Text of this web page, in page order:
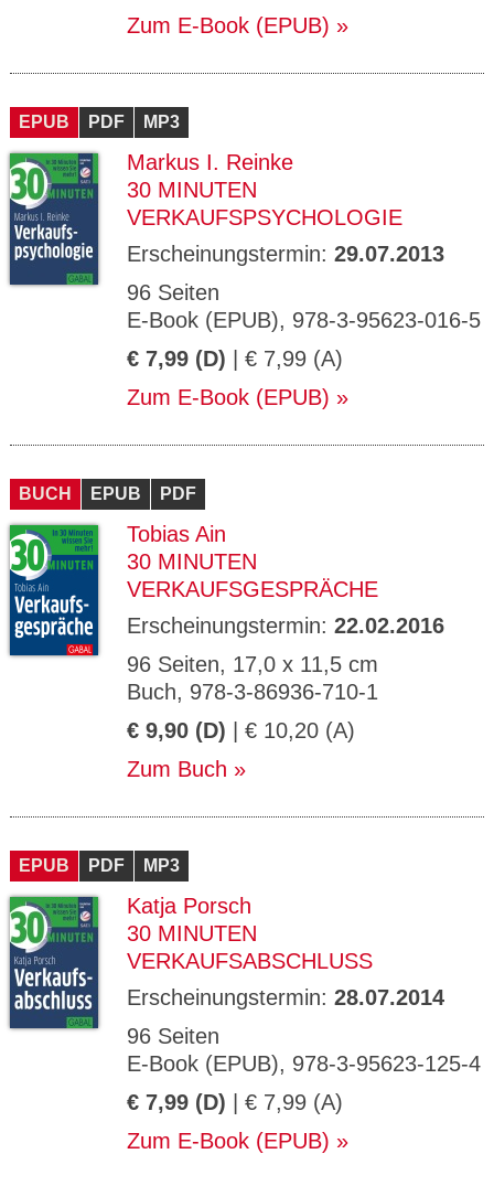
Zum E-Book (EPUB)
EPUB PDF MP3
Markus I. Reinke
30 MINUTEN
VERKAUFSPSYCHOLOGIE
Erscheinungstermin: 29.07.2013
96 Seiten
E-Book (EPUB), 978-3-95623-016-5
€ 7,99 (D) | € 7,99 (A)
Zum E-Book (EPUB)
BUCH EPUB PDF
Tobias Ain
30 MINUTEN
VERKAUFSGESPRÄCHE
Erscheinungstermin: 22.02.2016
96 Seiten, 17,0 x 11,5 cm
Buch, 978-3-86936-710-1
€ 9,90 (D) | € 10,20 (A)
Zum Buch
EPUB PDF MP3
Katja Porsch
30 MINUTEN
VERKAUFSABSCHLUSS
Erscheinungstermin: 28.07.2014
96 Seiten
E-Book (EPUB), 978-3-95623-125-4
€ 7,99 (D) | € 7,99 (A)
Zum E-Book (EPUB)